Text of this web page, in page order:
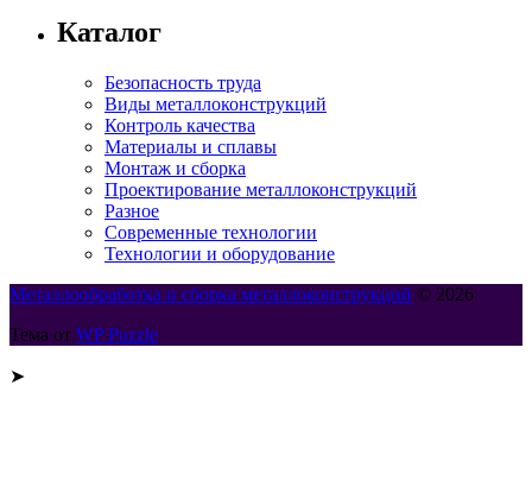
Каталог
Безопасность труда
Виды металлоконструкций
Контроль качества
Материалы и сплавы
Монтаж и сборка
Проектирование металлоконструкций
Разное
Современные технологии
Технологии и оборудование
Металлообработка и сборка металлоконструкций © 2026
Тема от WP Puzzle
➤